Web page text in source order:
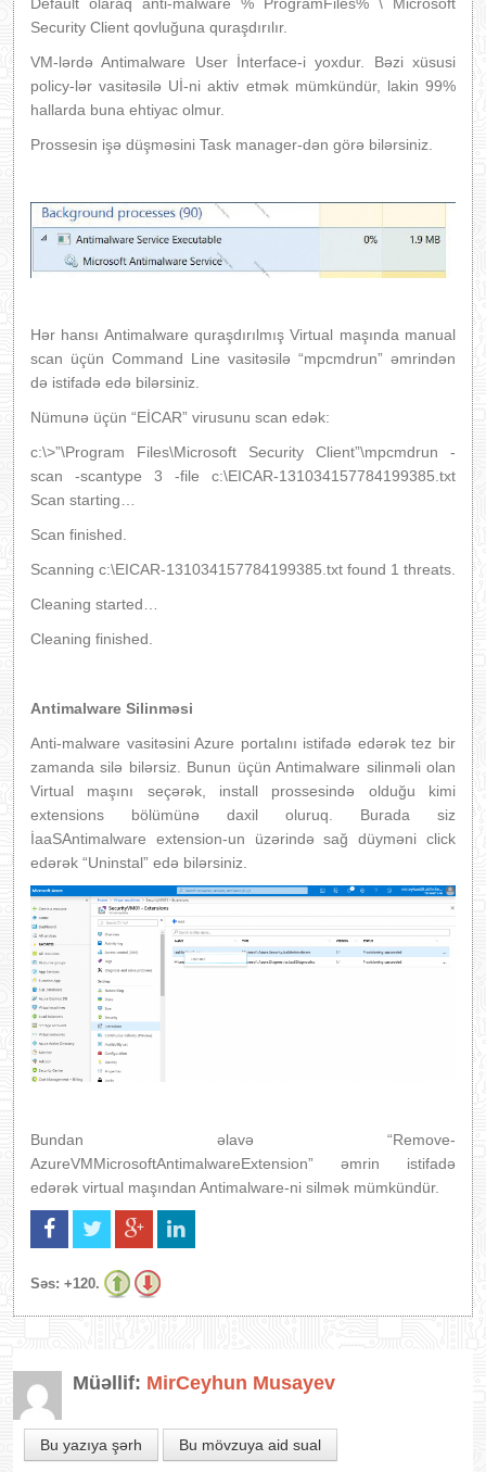
Security Client qovluğuna quraşdırılır.
VM-lərdə Antimalware User İnterface-i yoxdur. Bəzi xüsusi
policy-lər vasitəsilə Uİ-ni aktiv etmək mümkündür, lakin 99%
hallarda buna ehtiyac olmur.
Prossesin işə düşməsini Task manager-dən görə bilərsiniz.
Hər hansı Antimalware quraşdırılmış Virtual maşında manual
scan üçün Command Line vasitəsilə “mpcmdrun” əmrindən
də istifadə edə bilərsiniz.
Nümunə üçün “EİCAR” virusunu scan edək:
c:\>”\Program Files\Microsoft Security Client”\mpcmdrun -
scan -scantype 3 -file c:\EICAR-131034157784199385.txt
Scan starting…
Scan finished.
Scanning c:\EICAR-131034157784199385.txt found 1 threats.
Cleaning started…
Cleaning finished.
Antimalware Silinməsi
Anti-malware vasitəsini Azure portalını istifadə edərək tez bir
zamanda silə bilərsiz. Bunun üçün Antimalware silinməli olan
Virtual maşını seçərək, install prossesində olduğu kimi
extensions bölümünə daxil oluruq. Burada siz
İaaSAntimalware extension-un üzərində sağ düyməni click
edərək “Uninstal” edə bilərsiniz.
Bundan əlavə “Remove-
AzureVMMicrosoftAntimalwareExtension” əmrin istifadə
edərək virtual maşından Antimalware-ni silmək mümkündür.
Səs: +120.
Müəllif: MirCeyhun Musayev
Bu yazıya şərh Bu mövzuya aid sual